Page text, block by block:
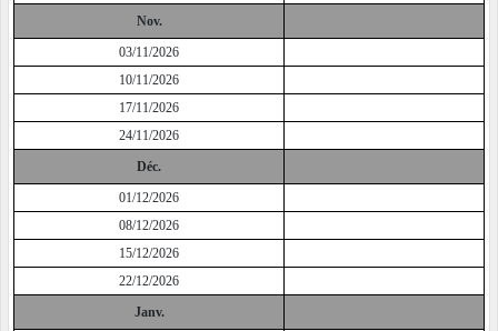
Nov.
03/11/2026
10/11/2026
17/11/2026
24/11/2026
Déc.
01/12/2026
08/12/2026
15/12/2026
22/12/2026
Janv.